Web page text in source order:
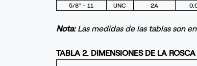
5/8" - 11
UNC 2A
Nota:Las medidas de las tablas son
TABLA 2. DIMENSIONES DE LA